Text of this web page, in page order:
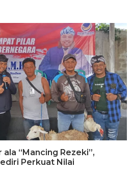
“Mancing Rezeki”,
Perkuat Nilai